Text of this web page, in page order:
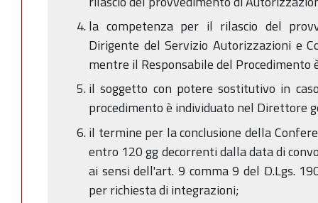
la competenza per il rilascio del
Dirigente del Servizio Autorizzazioni e
mentre il Responsabile del Procedimento
il soggetto con potere sostitutivo in
procedimento è individuato nel Direttore
il termine per la conclusione della
entro 120 gg decorrenti dalla data di
ai sensi dell'art. 9 comma 9 del D.Lgs.
per richiesta di integrazioni;